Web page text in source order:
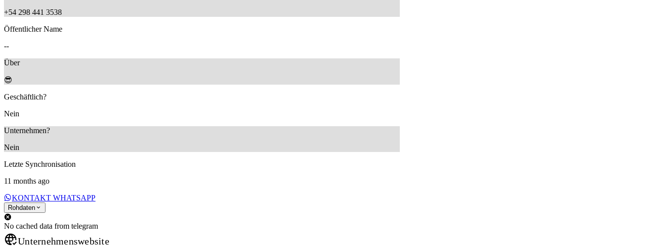
+54 298 441 3538
Öffentlicher Name
--
Über
😎
Geschäftlich?
Nein
Unternehmen?
Nein
Letzte Synchronisation
11 months ago
KONTAKT WHATSAPP
Rohdaten
No cached data from telegram
Unternehmenswebsite